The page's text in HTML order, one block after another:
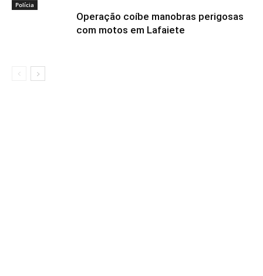
Polícia
Operação coíbe manobras perigosas
com motos em Lafaiete